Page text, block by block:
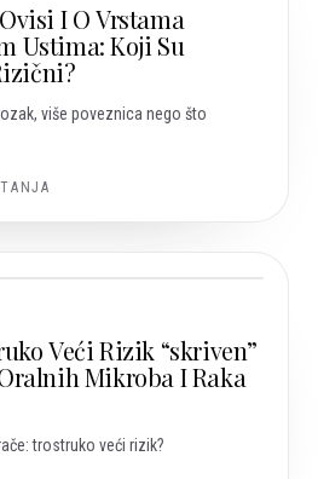
I O Vrstama
Ustima: Koji Su
više poveznica nego što
Veći Rizik “skriven”
Mikroba I Raka
trostruko veći rizik?